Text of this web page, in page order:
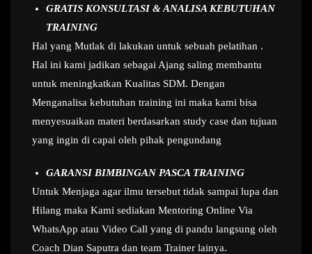
GRATIS KONSULTASI & ANALISA KEBUTUHAN
TRAINING
Hal yang Mutlak di lakukan untuk sebuah pelatihan .
Hal ini kami jadikan sebagai Ajang saling membantu
untuk meningkatkan Kualitas SDM. Dengan
Menganalisa kebutuhan training ini maka kami bisa
menyesuaikan materi berdasarkan study case dan tujuan
yang ingin di capai oleh pihak pengundang
GARANSI BIMBINGAN PASCA TRAINING
Untuk Menjaga agar ilmu tersebut tidak sampai lupa dan
Hilang maka Kami sediakan Mentoring Online Via
WhatsApp atau Video Call yang di pandu langsung oleh
Coach Dian Saputra dan team Trainer lainya.